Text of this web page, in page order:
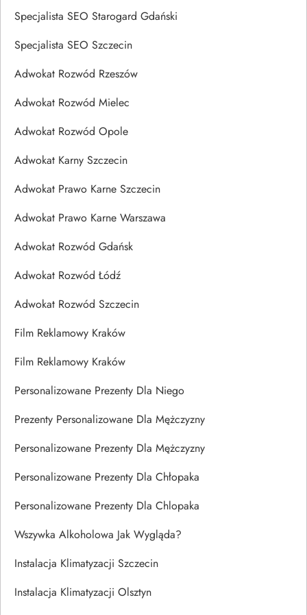
Specjalista SEO Starogard Gdański
Specjalista SEO Szczecin
Adwokat Rozwód Rzeszów
Adwokat Rozwód Mielec
Adwokat Rozwód Opole
Adwokat Karny Szczecin
Adwokat Prawo Karne Szczecin
Adwokat Prawo Karne Warszawa
Adwokat Rozwód Gdańsk
Adwokat Rozwód Łódź
Adwokat Rozwód Szczecin
Film Reklamowy Kraków
Film Reklamowy Kraków
Personalizowane Prezenty Dla Niego
Prezenty Personalizowane Dla Mężczyzny
Personalizowane Prezenty Dla Mężczyzny
Personalizowane Prezenty Dla Chłopaka
Personalizowane Prezenty Dla Chlopaka
Wszywka Alkoholowa Jak Wygląda?
Instalacja Klimatyzacji Szczecin
Instalacja Klimatyzacji Olsztyn